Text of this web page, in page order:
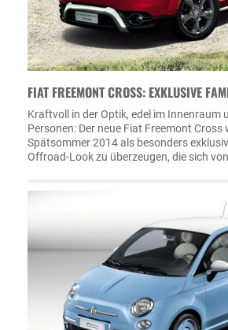
FIAT FREEMONT CROSS: EXKLUSIVE
Kraftvoll in der Optik, edel im Innenraum
Personen: Der neue Fiat Freemont Cross
Spätsommer 2014 als besonders
Offroad-Look zu überzeugen, die sich